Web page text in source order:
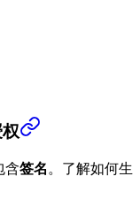
含签名 。 了解如何生